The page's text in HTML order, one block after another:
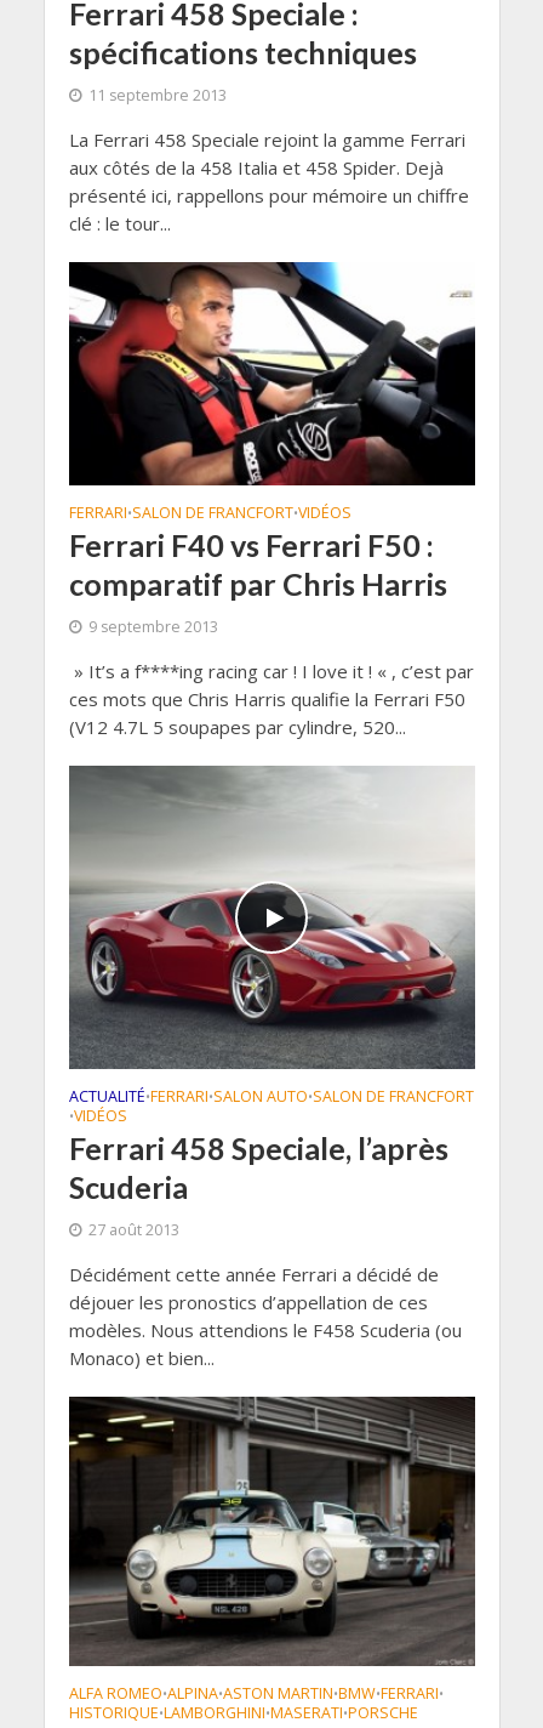
Ferrari 458 Speciale :
spécifications techniques
11 septembre 2013
La Ferrari 458 Speciale rejoint la gamme Ferrari
aux côtés de la 458 Italia et 458 Spider. Dejà
présenté ici, rappellons pour mémoire un chiffre
clé : le tour...
FERRARI•SALON DE FRANCFORT•VIDÉOS
Ferrari F40 vs Ferrari F50 :
comparatif par Chris Harris
9 septembre 2013
» It’s a f****ing racing car ! I love it ! « , c’est par
ces mots que Chris Harris qualifie la Ferrari F50
(V12 4.7L 5 soupapes par cylindre, 520...
ACTUALITÉ•FERRARI•SALON AUTO•SALON DE FRANCFORT
•VIDÉOS
Ferrari 458 Speciale, l’après
Scuderia
27 août 2013
Décidément cette année Ferrari a décidé de
déjouer les pronostics d’appellation de ces
modèles. Nous attendions le F458 Scuderia (ou
Monaco) et bien...
ALFA ROMEO•ALPINA•ASTON MARTIN•BMW•FERRARI•
HISTORIQUE•LAMBORGHINI•MASERATI•PORSCHE